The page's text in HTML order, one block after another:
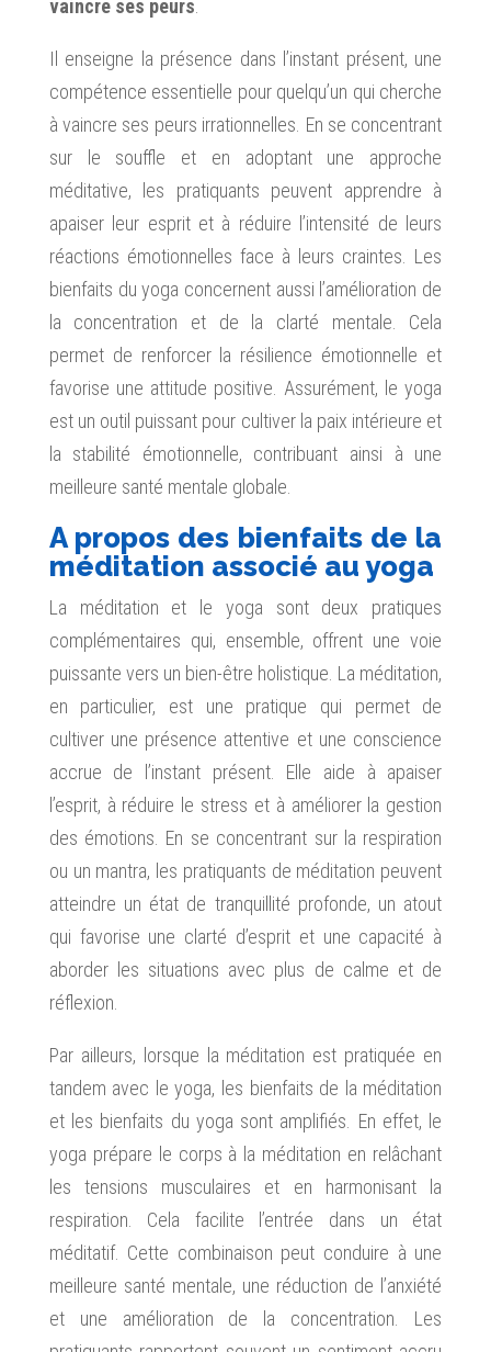
vaincre ses peurs
Il enseigne la présence dans l’instant présent, une
compétence essentielle pour quelqu’un qui cherche
à vaincre ses peurs irrationnelles. En se concentrant
sur le souffle et en adoptant une approche
méditative, les pratiquants peuvent apprendre à
apaiser leur esprit et à réduire l’intensité de leurs
réactions émotionnelles face à leurs craintes. Les
bienfaits du yoga concernent aussi l’amélioration de
la concentration et de la clarté mentale. Cela
permet de renforcer la résilience émotionnelle et
favorise une attitude positive. Assurément, le yoga
est un outil puissant pour cultiver la paix intérieure et
la stabilité émotionnelle, contribuant ainsi à une
meilleure santé mentale globale.
A propos des bienfaits de la
méditation associé au yoga
La méditation et le yoga sont deux pratiques
complémentaires qui, ensemble, offrent une voie
puissante vers un bien-être holistique. La méditation,
en particulier, est une pratique qui permet de
cultiver une présence attentive et une conscience
accrue de l’instant présent. Elle aide à apaiser
l’esprit, à réduire le stress et à améliorer la gestion
des émotions. En se concentrant sur la respiration
ou un mantra, les pratiquants de méditation peuvent
atteindre un état de tranquillité profonde, un atout
qui favorise une clarté d’esprit et une capacité à
aborder les situations avec plus de calme et de
réflexion.
Par ailleurs, lorsque la méditation est pratiquée en
tandem avec le yoga, les bienfaits de la méditation
et les bienfaits du yoga sont amplifiés. En effet, le
yoga prépare le corps à la méditation en relâchant
les tensions musculaires et en harmonisant la
respiration. Cela facilite l’entrée dans un état
méditatif. Cette combinaison peut conduire à une
meilleure santé mentale, une réduction de l’anxiété
et une amélioration de la concentration. Les